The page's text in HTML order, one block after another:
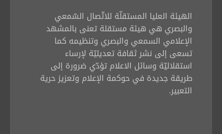
الهيئة العليا المستقلّة للاتّصال السّمعي
والبصري هي هيئة مستقلة تعنى بالمشهد
الإعلامي السمعي والبصري وتنظيمه كما
تسعى إلى نشر ثقافة تعديليّة لإرساء
استقلاليّة وسائل الاعلام تؤدّي ضرورة إلى
طريقة جديدة في حوكمة الإعلام وتعزيز حرية
التعبير.